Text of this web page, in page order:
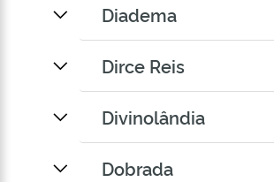
Diadema
Dirce Reis
Divinolândia
Dobrada